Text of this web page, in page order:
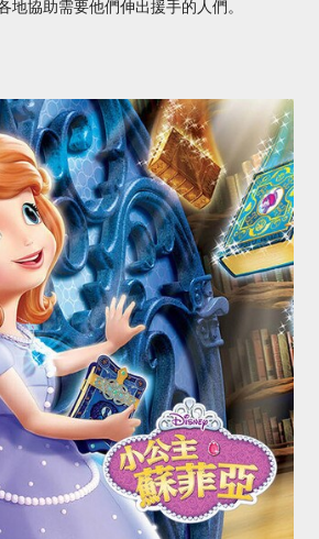
地協助需要他們伸出援手的人們。